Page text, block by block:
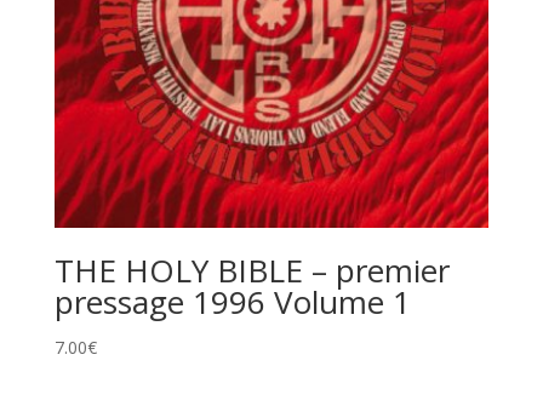
THE HOLY BIBLE – premier
pressage 1996 Volume 1
7.00€